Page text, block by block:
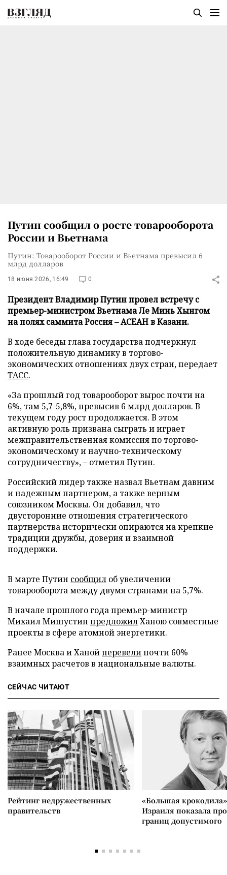
Путин сообщил о росте товарооборота
России и Вьетнама
Путин: Товарооборот России и Вьетнама превысил 6
млрд долларов
18 июня 2026, 16:49 0
Президент Владимир Путин провел встречу с
премьер-министром Вьетнама Ле Минь Хынгом
на полях саммита Россия – АСЕАН в Казани.
В ходе беседы глава государства подчеркнул
положительную динамику в торгово-
экономических отношениях двух стран, передает
ТАСС.
«За прошлый год товарооборот вырос почти на
6%, там 5,7-5,8%, превысив 6 млрд долларов. В
текущем году рост продолжается. В этом
активную роль призвана сыграть и играет
межправительственная комиссия по торгово-
экономическому и научно-техническому
сотрудничеству», – отметил Путин.
Российский лидер также назвал Вьетнам давним
и надежным партнером, а также верным
союзником Москвы. Он добавил, что
двусторонние отношения стратегического
партнерства исторически опираются на крепкие
традиции дружбы, доверия и взаимной
поддержки.
В марте Путин сообщил об увеличении
товарооборота между двумя странами на 5,7%.
В начале прошлого года премьер-министр
Михаил Мишустин предложилХаною совместные
проекты в сфере атомной энергетики.
Ранее Москва и Ханойперевелипочти 60%
взаимных расчетов в национальные валюты.
СЕЙЧАС ЧИТАЮТ
Рейтинг недружественных
правительств
«Большая
Израиля показала
границ допустимого